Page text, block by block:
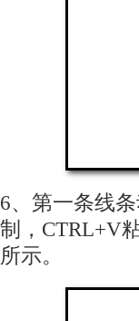
6、第一条线
制，CTRL+V
所示。